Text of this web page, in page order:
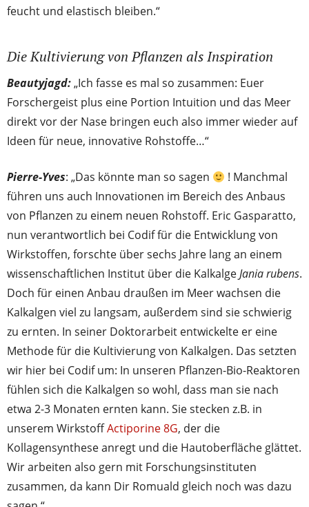
feucht und elastisch bleiben.“
Die Kultivierung von Pflanzen als Inspiration
Beautyjagd:„Ich fasse es mal so zusammen: Euer
Forschergeist plus eine Portion Intuition und das Meer
direkt vor der Nase bringen euch also immer wieder auf
Ideen für neue, innovative Rohstoffe…“
Pierre-Yves: „Das könnte man so sagen
! Manchmal
führen uns auch Innovationen im Bereich des Anbaus
von Pflanzen zu einem neuen Rohstoff. Eric Gasparatto,
nun verantwortlich bei Codif für die Entwicklung von
Wirkstoffen, forschte über sechs Jahre lang an einem
wissenschaftlichen Institut über die KalkalgeJania rubens.
Doch für einen Anbau draußen im Meer wachsen die
Kalkalgen viel zu langsam, außerdem sind sie schwierig
zu ernten. In seiner Doktorarbeit entwickelte er eine
Methode für die Kultivierung von Kalkalgen. Das setzten
wir hier bei Codif um: In unseren Pflanzen-Bio-Reaktoren
fühlen sich die Kalkalgen so wohl, dass man sie nach
etwa 2-3 Monaten ernten kann. Sie stecken z.B. in
unserem WirkstoffActiporine 8G, der die
Kollagensynthese anregt und die Hautoberfläche glättet.
Wir arbeiten also gern mit Forschungsinstituten
zusammen, da kann Dir Romuald gleich noch was dazu